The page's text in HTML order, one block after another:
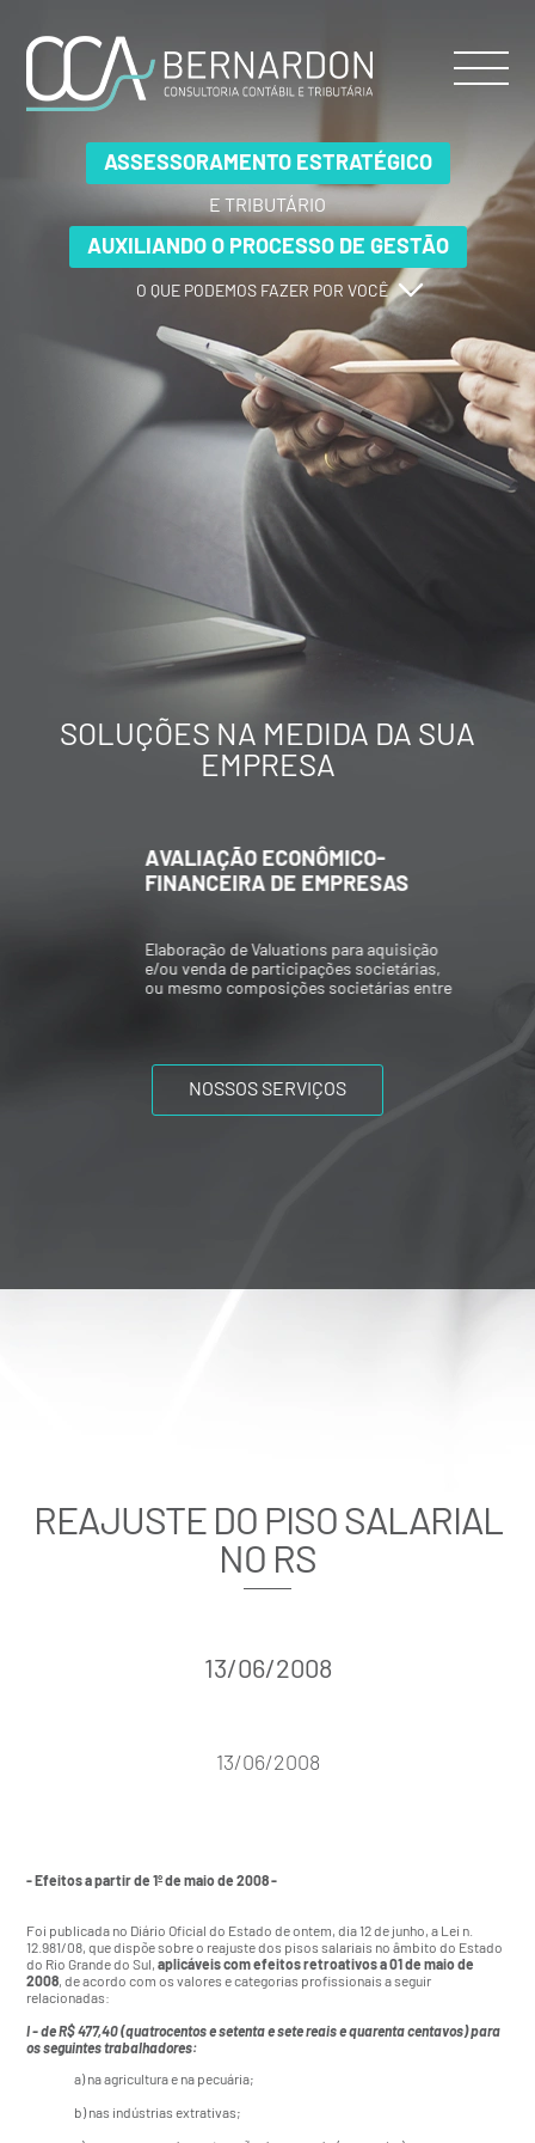
ASSESSORAMENTO ESTRATÉGICO
E TRIBUTÁRIO
AUXILIANDO O PROCESSO DE GESTÃO
O QUE PODEMOS FAZER POR VOCÊ
ASSESSORAMENTO ESTRATÉGICO
E TRIBUTÁRIO
AUXILIANDO O PROCESSO DE GESTÃO
O QUE PODEMOS FAZER POR VOCÊ
ASSESSORAMENTO ESTRATÉGICO
E TRIBUTÁRIO
AUXILIANDO O PROCESSO DE GESTÃO
O QUE PODEMOS FAZER POR VOCÊ
SOLUÇÕES NA MEDIDA DA SUA
EMPRESA
AVALIAÇÃO ECONÔMICO-
FINANCEIRA DE EMPRESAS
Elaboração de Valuations para aquisição
e/ou venda de participações societárias,
ou mesmo composições societárias entre
NOSSOS SERVIÇOS
REAJUSTE DO PISO SALARIAL
NO RS
13/06/2008
13/06/2008
- Efeitos a partir de 1º de maio de 2008 -
Foi publicada no Diário Oficial do Estado de ontem, dia 12 de junho, a Lei n.
12.981/08, que dispõe sobre o reajuste dos pisos salariais no âmbito do Estado
do Rio Grande do Sul,aplicáveis com efeitos retroativos a 01 de maio de
2008, de acordo com os valores e categorias profissionais a seguir
relacionadas:
I - de R$ 477,40 (quatrocentos e setenta e sete reais e quarenta centavos) para
os seguintes trabalhadores:
a) na agricultura e na pecuária;
b) nas indústrias extrativas;